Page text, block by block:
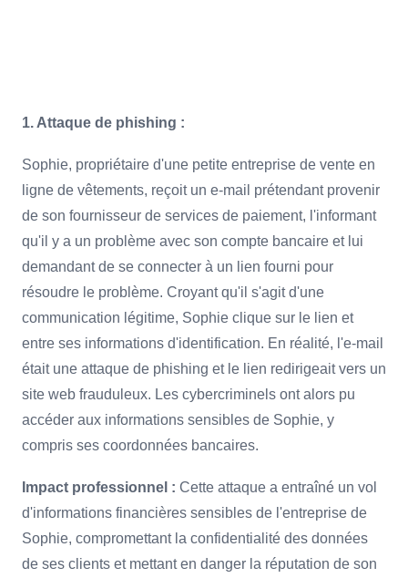
1. Attaque de phishing :
Sophie, propriétaire d'une petite entreprise de vente en
ligne de vêtements, reçoit un e-mail prétendant provenir
de son fournisseur de services de paiement, l'informant
qu'il y a un problème avec son compte bancaire et lui
demandant de se connecter à un lien fourni pour
résoudre le problème. Croyant qu'il s'agit d'une
communication légitime, Sophie clique sur le lien et
entre ses informations d'identification. En réalité, l'e-mail
était une attaque de phishing et le lien redirigeait vers un
site web frauduleux. Les cybercriminels ont alors pu
accéder aux informations sensibles de Sophie, y
compris ses coordonnées bancaires.
Impact professionnel : Cette attaque a entraîné un vol
d'informations financières sensibles de l'entreprise de
Sophie, compromettant la confidentialité des données
de ses clients et mettant en danger la réputation de son